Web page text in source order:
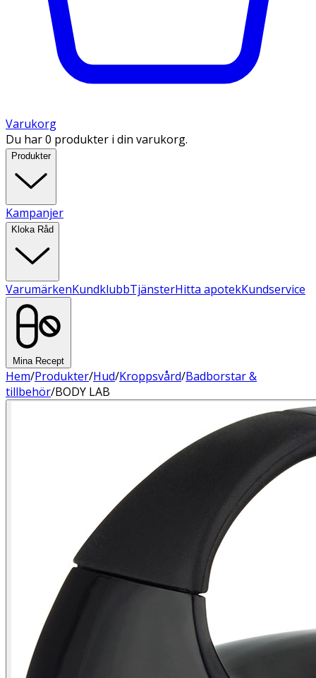
Varukorg
Du har 0 produkter i din varukorg.
Produkter
Kampanjer
Kloka Råd
VarumärkenKundklubbTjänsterHitta apotekKundservice
Mina Recept
Hem/Produkter/Hud/Kroppsvård/Badborstar &
tillbehör/BODY LAB